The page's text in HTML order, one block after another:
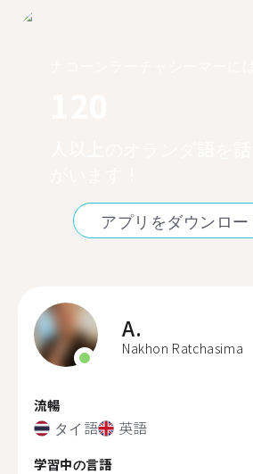
アプリをダウンロー
A.
Nakhon Ratchasima
流暢
タイ語 英語
学習中の言語